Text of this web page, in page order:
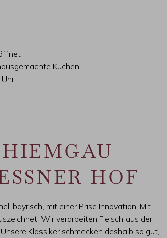
Kuchen
HOF
bayrisch, mit einer Prise Innovation. Mit
Wir verarbeiten Fleisch aus der
Klassiker schmecken deshalb so gut,